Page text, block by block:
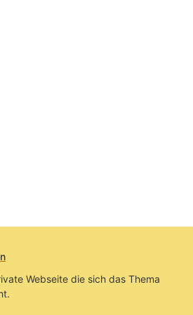
Webseite die sich das Thema